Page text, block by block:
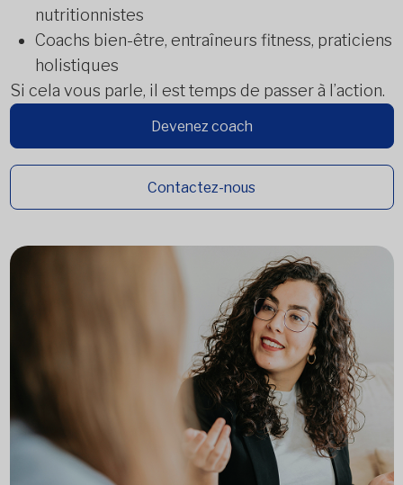
nutritionnistes
Coachs bien-être, entraîneurs fitness, praticiens
holistiques
Si cela vous parle, il est temps de passer à l’action.
Devenez coach
Contactez-nous